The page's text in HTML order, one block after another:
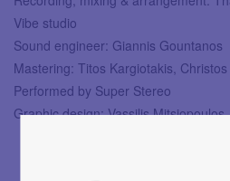
Vibe studio
Sound engineer: Giannis Gountanos
Mastering: Titos Kargiotakis,
Performed by Super Stereo
Graphic design: Vassilis Mitsiopoulos